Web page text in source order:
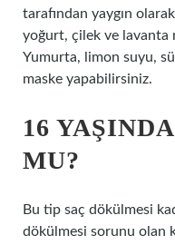
tarafından yaygın
yoğurt, çilek ve lavanta
Yumurta, limon suyu,
maske yapabilirsiniz.
16
MU?
Bu tip saç dökülmesi
dökülmesi sorunu olan